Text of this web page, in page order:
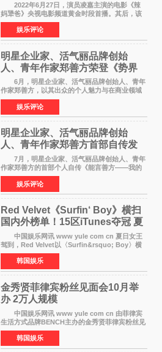
2022年6月27日，演员凌嘉主演的电影《辣
妈犟爸》央视电影频道黄金时段首播。其后，该
电影在央视电影频道多次复播（2022年8月10
日，2022年9月30日，2023年7月17日，2025年7
月14日）。除了多次复
娱乐评论
明星企业家、活气丽品牌创始
人、青年作家郑善方荣登《势界
POWERCIRCLES》6月刊
6月，明星企业家、活气丽品牌创始人、青年
作家郑善方，以其出众的个人魅力与在商业领域
的卓越建树，成功登上《势界
POWERCIRCLES》，展现了他在时尚与商业领
域的双重影响力。 明星企业家、青
娱乐评论
明星企业家、活气丽品牌创始
人、青年作家郑善方首部自传发
布， 书写跨界创业者的成长答卷
7月，明星企业家、活气丽品牌创始人、青年
作家郑善方的首部个人自传《能言善方——我的
跨界人生》正式发行。这本书以他的人生轨迹为
脉络，首次完整公开了从逐梦少年到横跨美业、
公益等多领域的
娱乐评论
Red Velvet《Surfin‘ Boy》横扫
国内外榜单！15区iTunes夺冠 夏
日女王强势回归
中国娱乐网讯 www yule com cn 夏日女王
驾到，Red Velvet以〈Surfin&rsquo; Boy〉横
扫国内外榜单，获得音乐粉丝的热烈反响。
Red Velvet于3日发行了夏日迷你专辑《Velvet
Summer》，
韩国娱乐
金秀贤菲律宾粉丝见面会10月举
办 2万人规模
中国娱乐网讯 www yule com cn 由菲律宾
生活方式品牌BENCH主办的金秀贤菲律宾粉丝见
面会，将于10月2日在马尼拉SM Mall of
Asia（MOA）竞技场举行，预计规模达2万人。
这也是金秀贤自去年陷
韩国娱乐